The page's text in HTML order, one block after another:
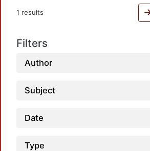
1 results
Filters
Author
Subject
Date
Type